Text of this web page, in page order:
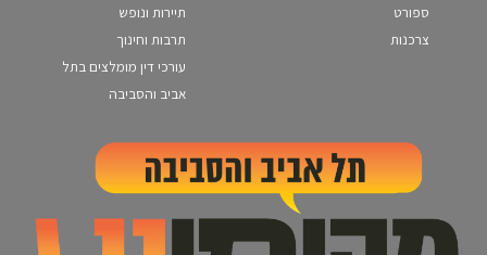
ספורט
צרכנות
תיירות ונופש
תרבות וחינוך
עורכי דין מומלצים בתל
אביב והסביבה